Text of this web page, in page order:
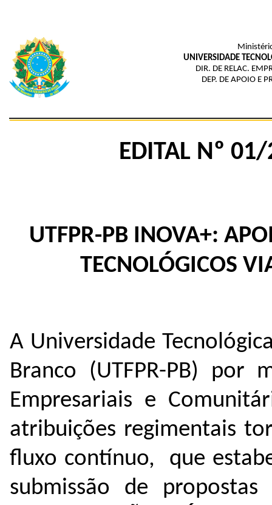
UNIVERSIDADE
DIR. DE RELAC.
DEP. DE APOIO E
EDITAL Nº
UTFPR-PB INOVA+:
TECNOLÓGICOS
A Universidade
Branco (UTFPR-PB)
Empresariais e
atribuições regimentais
fluxo contínuo, que
submissão de propostas